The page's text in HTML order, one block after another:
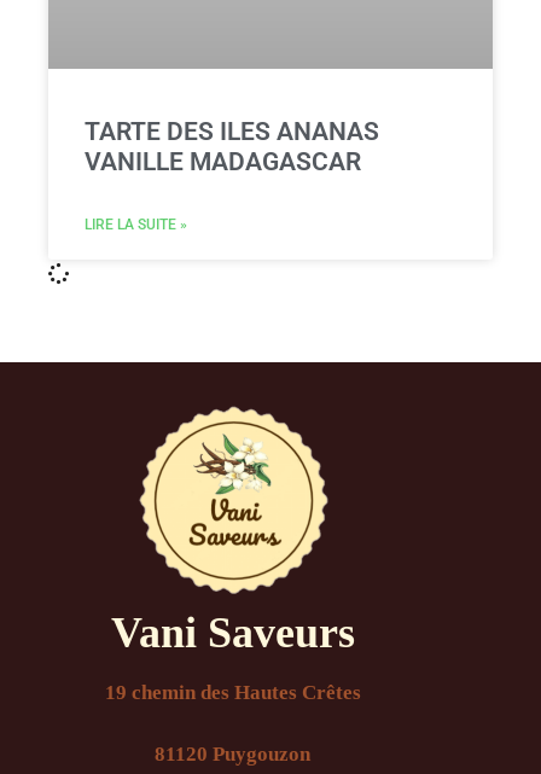
TARTE DES ILES ANANAS
VANILLE MADAGASCAR
LIRE LA SUITE »
Vani Saveurs
19 chemin des Hautes Crêtes
81120 Puygouzon